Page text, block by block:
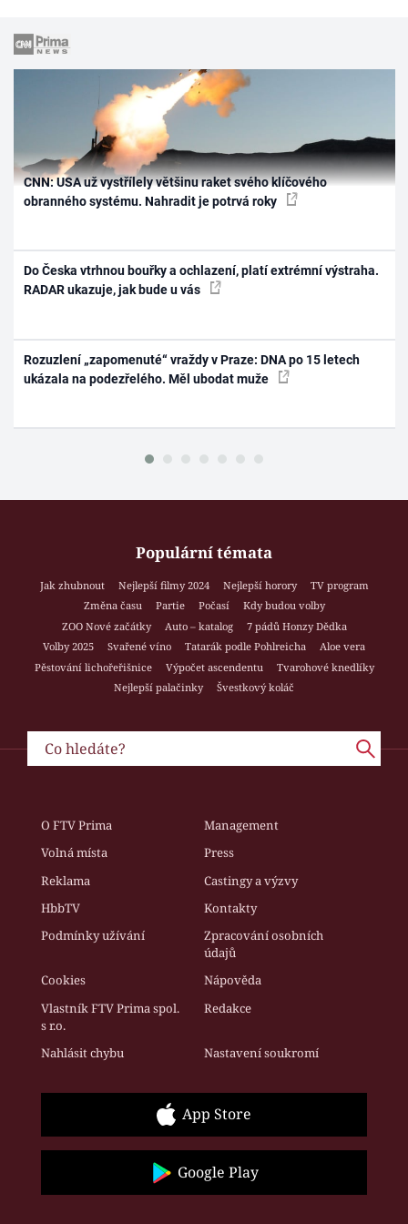
CNN: USA už vystřílely většinu raket svého klíčového
obranného systému. Nahradit je potrvá roky
Do Česka vtrhnou bouřky a ochlazení, platí extrémní výstraha.
RADAR ukazuje, jak bude u vás
Rozuzlení „zapomenuté“ vraždy v Praze: DNA po 15 letech
ukázala na podezřelého. Měl ubodat muže
Populární témata
Jak zhubnout Nejlepší filmy 2024 Nejlepší horory
TV program
Změna času
Partie Počasí
Kdy budou volby
ZOO Nové začátky
Auto – katalog
7 pádů Honzy Dědka
Volby 2025
Svařené víno Tatarák podle Pohlreicha
Aloe vera
Pěstování lichořeřišnice
Výpočet ascendentu
Tvarohové knedlíky
Nejlepší palačinky
Švestkový koláč
O FTV Prima
Management
Volná místa
Press
Reklama
Castingy a výzvy
HbbTV
Kontakty
Podmínky užívání
Zpracování osobních
údajů
Cookies
Nápověda
Vlastník FTV Prima spol.
s r.o.
Redakce
Nahlásit chybu Nastavení soukromí
App Store
Google Play